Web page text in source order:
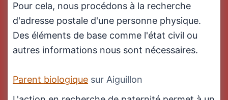
Pour cela, nous procédons à la recherche
d'adresse postale d'une personne physique.
Des éléments de base comme l'état civil ou
autres informations nous sont nécessaires.
Parent biologique sur Aiguillon